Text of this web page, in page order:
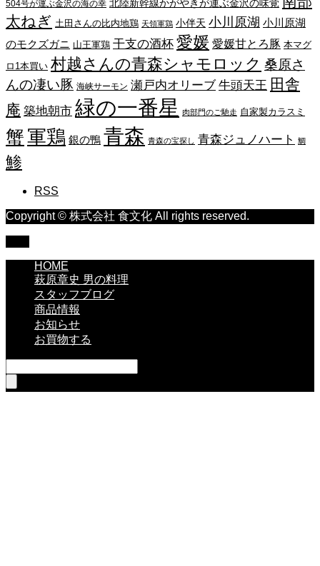
504号が運ぶ金沢の海の幸 北陸新幹線かがやきが運ぶ金沢の味覚
太ねぎ 土田さんの比内地鶏 天領軍鶏 小伴天 小川原湖 小川原湖
のモクズガニ 山王軍鶏 干支の酒杯 愛媛 愛媛甘とろ豚 本マグ
ロ1本買い 村越さんの青森シャモロック 桑原さ
んの凄い豚 海峡サーモン 瀬戸内オリーブ 牛頭天王 田舎
庵 築地朝市 緑の一番星 肉部門のご馳走 自家製カラスミ
蟹軍鶏 銀の鴨 青森 青森の宝探し 青森ジュノハート 鯛
鯵
RSS
Copyright © 株式会社 食文化 All rights reserved.
HOME
萩原章史 男の料理
スタッフブログ
商品情報
お知らせ
お買物する